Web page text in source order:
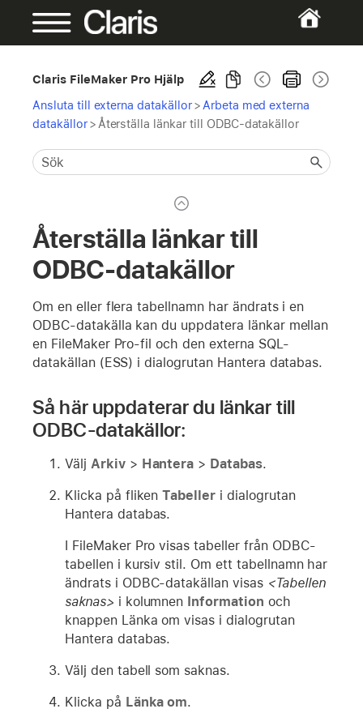
Claris FileMaker Pro Hjälp
Ansluta till externa datakällor> Arbeta med externa
datakällor> Återställa länkar till ODBC-datakällor
Återställa länkar till
ODBC-datakällor
Om en eller flera tabellnamn har ändrats i en
ODBC-datakälla kan du uppdatera länkar mellan
en FileMaker Pro-fil och den externa SQL-
datakällan (ESS) i dialogrutan Hantera databas.
Så här uppdaterar du länkar till
ODBC-datakällor:
Välj Arkiv> Hantera > Databas.
Klicka på flikenTabeller i dialogrutan
Hantera databas.
I FileMaker Pro visas tabeller från ODBC-
tabellen i kursiv stil. Om ett tabellnamn har
ändrats i ODBC-datakällan visas <Tabellen
saknas> i kolumnen Information och
knappen Länka om visas i dialogrutan
Hantera databas.
Välj den tabell som saknas.
Klicka på Länka om.